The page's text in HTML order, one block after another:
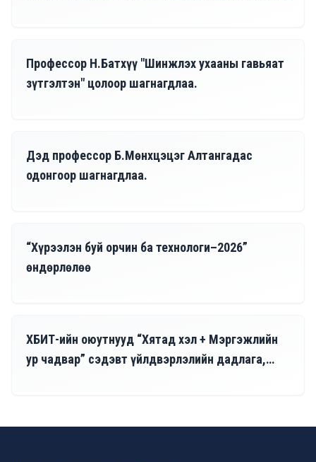
Профессор Н.Батхүү "Шинжлэх ухааны гавьяат
зүтгэлтэн" цолоор шагнагдлаа.
Дэд профессор Б.Мөнхцэцэг Алтангадас
одонгоор шагнагдлаа.
“Хүрээлэн буй орчин ба технологи–2026”
өндөрлөлөө
ХБИТ-ийн оюутнууд “Хятад хэл + Мэргэжлийн
ур чадвар” сэдэвт үйлдвэрлэлийн дадлага,